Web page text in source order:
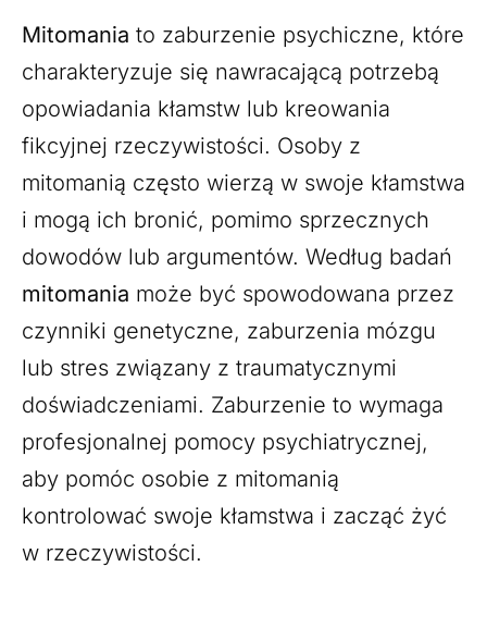
Mitomania to zaburzenie psychiczne, które
charakteryzuje się nawracającą potrzebą
opowiadania kłamstw lub kreowania
fikcyjnej rzeczywistości. Osoby z
mitomanią często wierzą w swoje kłamstwa
i mogą ich bronić, pomimo sprzecznych
dowodów lub argumentów. Według badań
mitomania może być spowodowana przez
czynniki genetyczne, zaburzenia mózgu
lub stres związany z traumatycznymi
doświadczeniami. Zaburzenie to wymaga
profesjonalnej pomocy psychiatrycznej,
aby pomóc osobie z mitomanią
kontrolować swoje kłamstwa i zacząć żyć
w rzeczywistości.